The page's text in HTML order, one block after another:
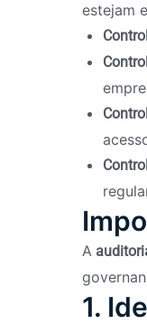
estejam
A
1.